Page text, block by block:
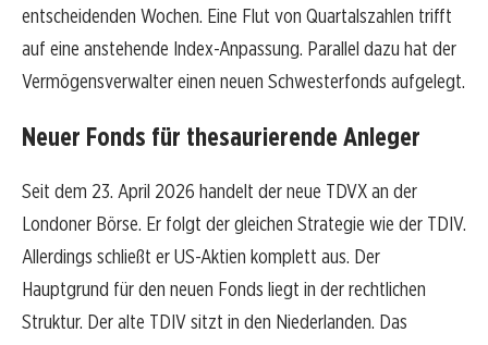
entscheidenden Wochen. Eine Flut von Quartalszahlen trifft
auf eine anstehende Index-Anpassung. Parallel dazu hat der
Vermögensverwalter einen neuen Schwesterfonds aufgelegt.
Neuer Fonds für thesaurierende Anleger
Seit dem 23. April 2026 handelt der neue TDVX an der
Londoner Börse. Er folgt der gleichen Strategie wie der TDIV.
Allerdings schließt er US-Aktien komplett aus. Der
Hauptgrund für den neuen Fonds liegt in der rechtlichen
Struktur. Der alte TDIV sitzt in den Niederlanden. Das